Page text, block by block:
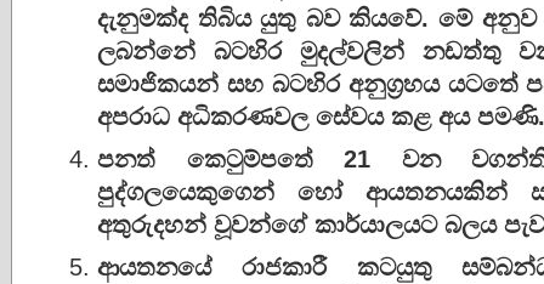
දැනුමක්ද තිබිය යුතු බව කියවේ. මේ
ලබන්නේ බටහිර මුදල්වලින් නඩත්තු
සමාජිකයන් සහ බටහිර අනුග්‍රහය යටතේ
අපරාධ අධිකරණවල සේවය කළ අය පමණි.
පනත් කෙටුම්පතේ 21 වන
පුද්ගලයෙකුගෙන් හෝ ආයතනයකින්
අතුරුදහන් වූවන්ගේ කාර්යාලයට බලය
ආයතනයේ රාජකාරී කටයුතු